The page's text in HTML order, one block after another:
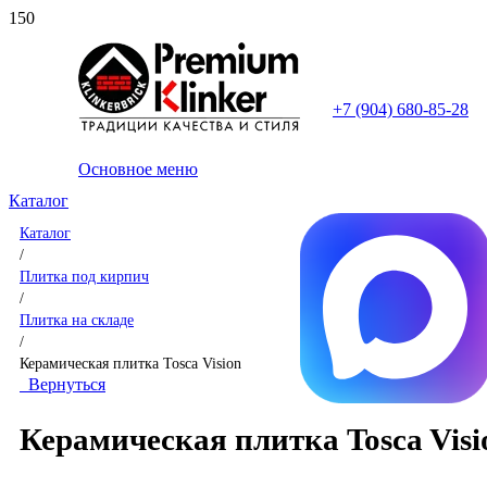
+7 (904) 680-85-28
Основное меню
Каталог
Каталог
/
Плитка под кирпич
/
Плитка на складе
/
Керамическая плитка Tosca Vision
Вернуться
Керамическая плитка Tosca